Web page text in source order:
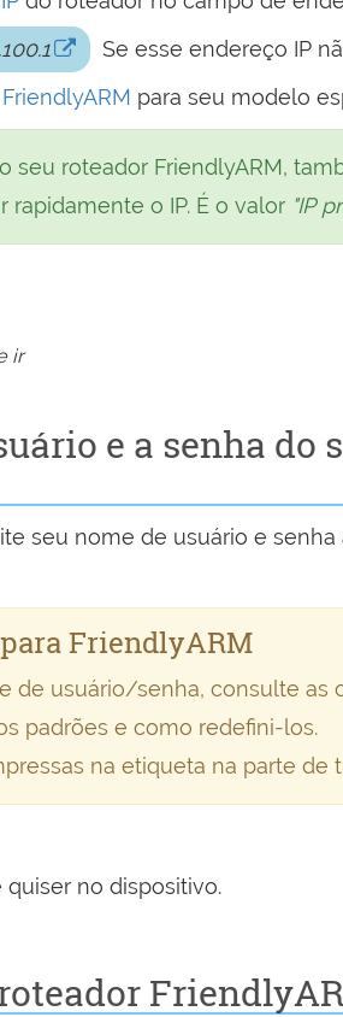
Se esse endereço IP
para seu modelo
seu roteador FriendlyARM,
rapidamente o IP. É o valor "IP
ir
e a senha do
seu nome de usuário e senha
FriendlyARM
de usuário/senha, consulte as
padrões e como redefini-los.
na etiqueta na parte de
no dispositivo.